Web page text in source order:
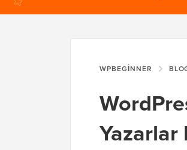
WPBEGINNER
Yazarlar